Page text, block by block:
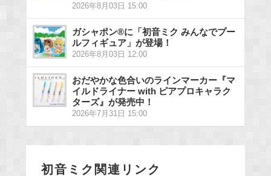
2026年8月03日 15:00
ガシャポン®に「初音ミク みんなでプー
ルフィギュア」が登場！
2026年8月03日 12:00
おだやかな色合いのラインマーカー『マ
イルドライナー with ピアプロキャラク
ターズ』が発売中！
2026年7月31日 15:00
初音ミク関連リンク